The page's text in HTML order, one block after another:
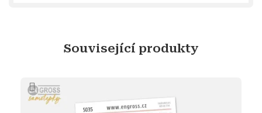
Související produkty